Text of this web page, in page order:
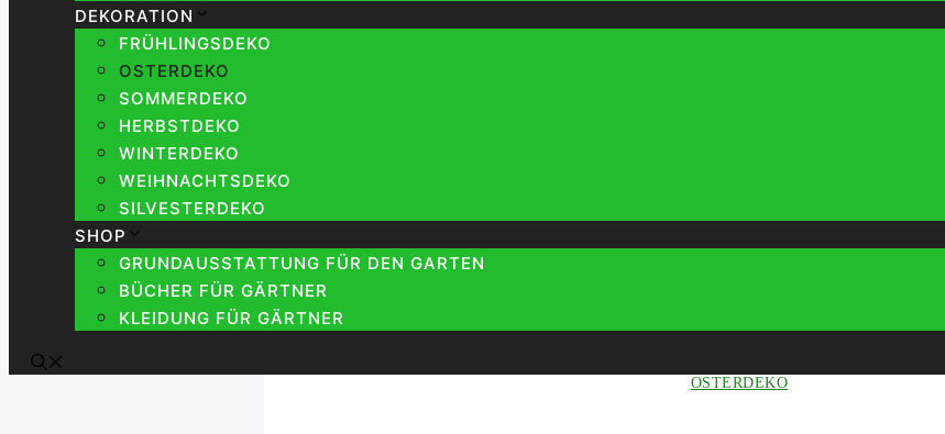
DEKORATION
FRÜHLINGSDEKO
OSTERDEKO
SOMMERDEKO
HERBSTDEKO
WINTERDEKO
WEIHNACHTSDEKO
SILVESTERDEKO
SHOP
GRUNDAUSSTATTUNG FÜR DEN GARTEN
BÜCHER FÜR GÄRTNER
KLEIDUNG FÜR GÄRTNER
OSTERDEKO